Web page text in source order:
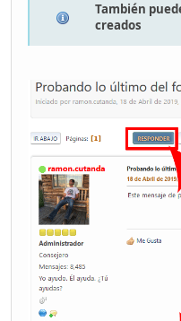
También
creados